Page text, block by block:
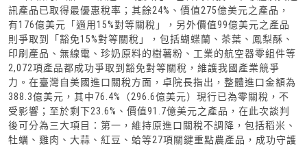
訊產品已取得最優惠稅率；其餘24%、價值275億美元之產品，
有176億美元「適用15%對等關稅」，另外價值99億美元之產品
則爭取到「豁免15%對等關稅」，包括蝴蝶蘭、茶葉、鳳梨酥、
印刷產品、無線電、珍奶原料的樹薯粉、工業的航空器零組件等
2,072項產品都成功爭取到豁免對等關稅，維護我國產業競爭
力。在臺灣自美國進口關稅方面，卓院長指出，整體進口金額為
388.3億美元，其中76.4%（296.6億美元）現行已為零關稅，不
受影響；至於剩下23.6%、價值91.7億美元之產品，在此次談判
後可分為三大項目：第一，維持原進口關稅不調降，包括稻米、
牡蠣、雞肉、大蒜、紅豆、蛤等27項關鍵重點農產品，成功守護